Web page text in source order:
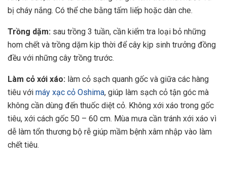
bị cháy nắng. Có thể che bằng tấm liếp hoặc dàn che.
Trồng dặm: sau trồng 3 tuần, cần kiểm tra loại bỏ những
hom chết và trồng dặm kịp thời để cây kịp sinh trưởng đồng
đều với những cây trồng trước.
Làm cỏ xới xáo: làm cỏ sạch quanh gốc và giữa các hàng
tiêu với máy xạc cỏ Oshima, giúp làm sạch cỏ tận góc mà
không cần dùng đến thuốc diệt cỏ. Không xới xáo trong gốc
tiêu, xới cách gốc 50 – 60 cm. Mùa mưa cần tránh xới xáo vì
dễ làm tổn thương bộ rễ giúp mầm bệnh xâm nhập vào làm
chết tiêu.